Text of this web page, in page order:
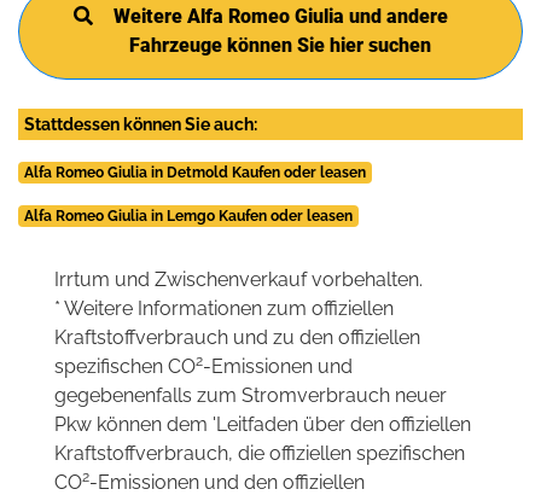
Weitere Alfa Romeo Giulia und andere
Fahrzeuge können Sie hier suchen
Stattdessen können Sie auch:
Alfa Romeo Giulia in Detmold Kaufen oder leasen
Alfa Romeo Giulia in Lemgo Kaufen oder leasen
Irrtum und Zwischenverkauf vorbehalten.
* Weitere Informationen zum offiziellen
Kraftstoffverbrauch und zu den offiziellen
spezifischen CO2-Emissionen und
gegebenenfalls zum Stromverbrauch neuer
Pkw können dem 'Leitfaden über den offiziellen
Kraftstoffverbrauch, die offiziellen spezifischen
CO2-Emissionen und den offiziellen